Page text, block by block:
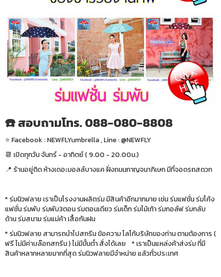
☎️ สอบถามโทร. 088-080-8808
⭐️ Facebook : NEWFLYumbrella , Line : @NEWFLY
📆 เปิดทุกวัน จันทร์ - อาทิตย์ ( 9.00 - 20.00น.)
📍 ร้านอยู่ติด ห้างเดอะมอลล์บางแค ฝั่งถนนกาญจนาภิเษก มีที่จอดรถสดวก
* ร่มนิวฟลาย เราเป็นโรงงานผลิตร่ม มีสินค้าอีกมากมาย เช่น ร่มแฟชั่น ร่มโค้ง
แฟชั่น ร่มพับ ร่มพับ3ตอน ร่มตอนเดียว ร่มเด็ก ร่มไม้เท้า ร่มกอล์ฟ ร่มกลับ
ด้าน ร่มสนาม ร่มแม่ค้า เสื้อกันฝน
* ร่มนิวฟลาย สามารถนำไปสกรีน ข้อความ โลโก้บริษัทของท่าน ตามต้องการ (
ฟรี ไม่มีค่าบล๊อกสกรีน ) ไม่มีขั้นต่ำ สั่งได้เลย * เราเป็นแหล่งค้าส่งร่ม ที่มี
สินค้าหลากหลายมากที่สุด ร่มนิวฟลายมีจำหน่าย แล้วทั่วประเทศ